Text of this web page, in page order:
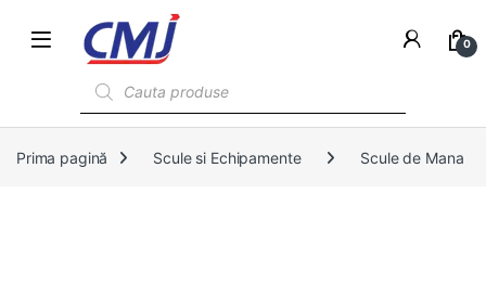
0
Prima pagină Scule si Echipamente Scule de Mana